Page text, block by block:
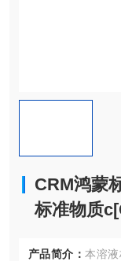
CRM鸿蒙
标准物质
产品简介： 本溶液